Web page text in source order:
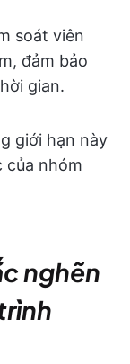
soát viên
đảm bảo
gian.
giới hạn này
của nhóm
nghẽn